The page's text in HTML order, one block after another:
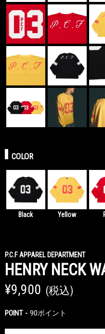
COLOR
Black Yellow
P.C.F APPAREL DEPARTMENT
HENRY NECK
¥9,900 (税込)
POINT 90ポイント